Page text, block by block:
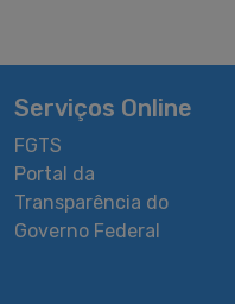
Serviços Online
FGTS
Portal da
Transparência do
Governo Federal